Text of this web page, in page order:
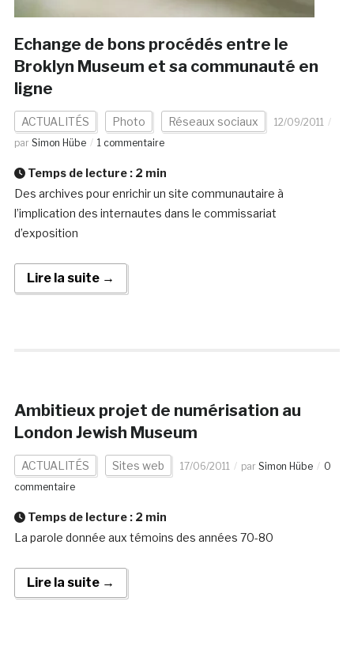
Echange de bons procédés entre le
Broklyn Museum et sa communauté en
ligne
ACTUALITÉS Photo Réseaux sociaux
12/09/2011
par Simon Hübe 1 commentaire
Temps de lecture : 2 min
Des archives pour enrichir un site communautaire à
l’implication des internautes dans le commissariat
d’exposition
Lire la suite →
Ambitieux projet de numérisation au
London Jewish Museum
ACTUALITÉS Sites web 17/06/2011 par Simon Hübe
0
commentaire
Temps de lecture : 2 min
La parole donnée aux témoins des années 70-80
Lire la suite →